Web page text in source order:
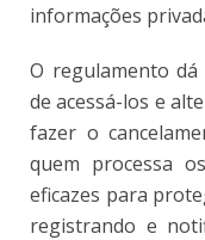
informações
O regulamento
de acessá-los e
fazer o
quem processa
eficazes para
registrando e